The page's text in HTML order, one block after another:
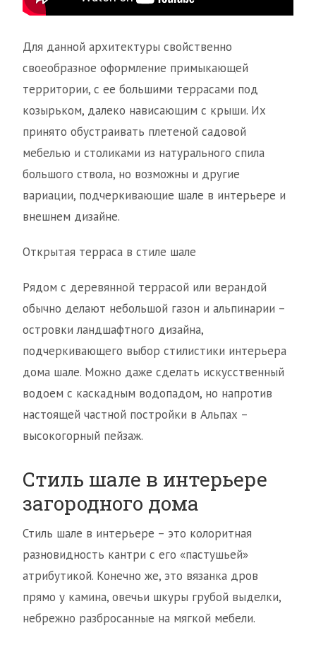
Для данной архитектуры свойственно
своеобразное оформление примыкающей
территории, с ее большими террасами под
козырьком, далеко нависающим с крыши. Их
принято обустраивать плетеной садовой
мебелью и столиками из натурального спила
большого ствола, но возможны и другие
вариации, подчеркивающие шале в интерьере и
внешнем дизайне.
Открытая терраса в стиле шале
Рядом с деревянной террасой или верандой
обычно делают небольшой газон и альпинарии –
островки ландшафтного дизайна,
подчеркивающего выбор стилистики интерьера
дома шале. Можно даже сделать искусственный
водоем с каскадным водопадом, но напротив
настоящей частной постройки в Альпах –
высокогорный пейзаж.
Стиль шале в интерьере
загородного дома
Стиль шале в интерьере – это колоритная
разновидность кантри с его «пастушьей»
атрибутикой. Конечно же, это вязанка дров
прямо у камина, овечьи шкуры грубой выделки,
небрежно разбросанные на мягкой мебели.